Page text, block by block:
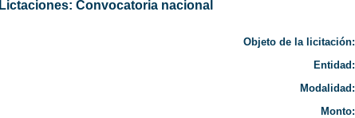
Lictaciones: Convocatoria nacional
Objeto de la licitación:
Entidad:
Modalidad:
Monto: